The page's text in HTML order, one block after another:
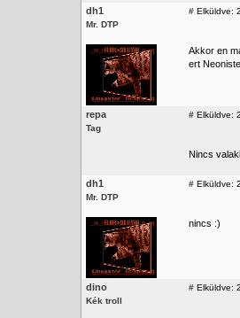
dh1
Mr. DTP
# Elküldve:
Akkor en
ert
repa
Tag
# Elküldve:
Nincs
dh1
Mr. DTP
# Elküldve:
nincs :)
dino
Kék troll
# Elküldve: